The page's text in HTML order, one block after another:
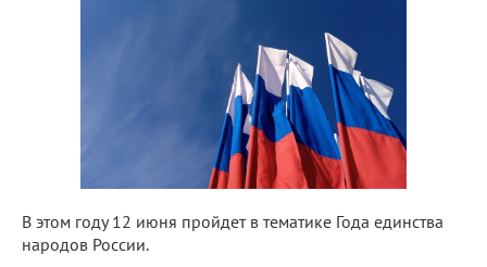
В этом году 12 июня пройдет в тематике Года единства
народов России.